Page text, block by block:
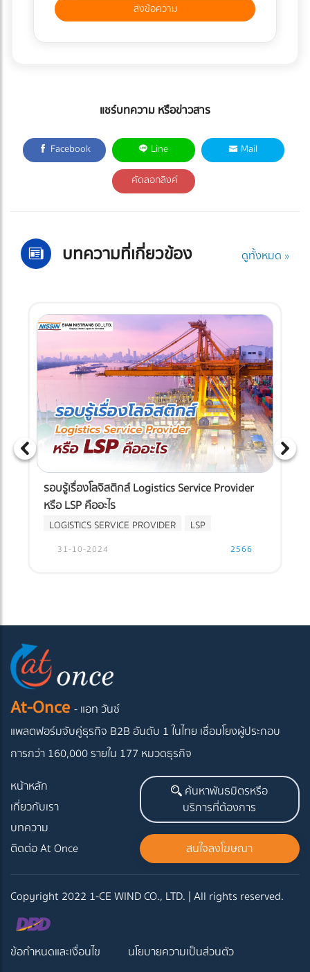
แชร์บทความ หรือข่าวสาร
Facebook Line Mail
คัดลอกลิงค์
บทความที่เกี่ยวข้อง ดูทั้งหมด »
รอบรู้เรื่องโลจิสติกส์ Logistics Service Provider
หรือ LSP คืออะไร
LOGISTICS SERVICE PROVIDER LSP
31-10-2024 2566
At-Once - แอท วันซ์
แพลตฟอร์มจับคู่ธุรกิจ B2B อันดับ 1 ในไทย เชื่อมโยงผู้ประกอบ
การกว่า 160,000 รายใน 177 หมวดธุรกิจ
หน้าหลัก
เกี่ยวกับเรา
บทความ
ติดต่อ At Once
ค้นหาพันธมิตรหรือ
บริการที่ต้องการ
สนใจลงโฆษณา
Copyright 2022 1-CE WIND CO., LTD. | All rights reserved.
ข้อกำหนดและเงื่อนไข นโยบายความเป็นส่วนตัว